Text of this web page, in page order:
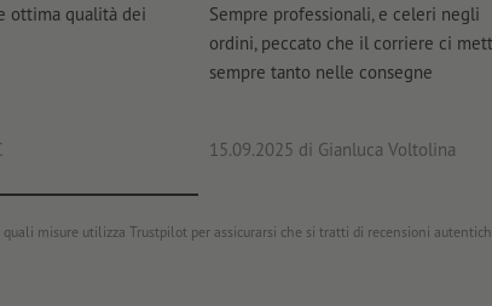
ottima qualità dei
Sempre professionali, e celeri negli
ordini, peccato che il corriere ci
sempre tanto nelle consegne
15.09.2025 di Gianluca Voltolina
misure utilizza Trustpilot per assicurarsi che si tratti di recensioni